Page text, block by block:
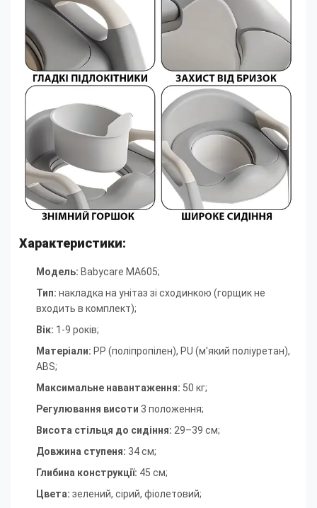
Характеристики:
Модель: Babycare MA605;
Тип: накладка на унітаз зі сходинкою (горщик не
входить в комплект);
Вік: 1-9 років;
Матеріали: PP (поліпропілен), PU (м'який поліуретан),
ABS;
Максимальне навантаження: 50 кг;
Регулювання висоти 3 положення;
Висота стільця до сидіння: 29–39 см;
Довжина ступеня: 34 см;
Глибина конструкції: 45 см;
Цвета: зелений, сірий, фіолетовий;